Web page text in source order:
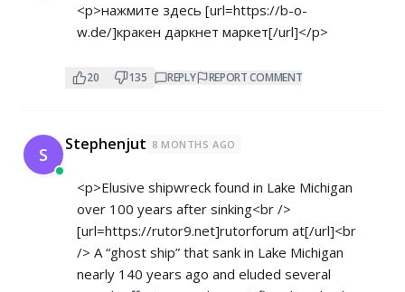
<p>нажмите здесь [url=https://b-o-
w.de/]кракен даркнет маркет[/url]</p>
20 135 REPLY REPORT COMMENT
S Stephenjut 8 MONTHS AGO
<p>Elusive shipwreck found in Lake Michigan
over 100 years after sinking<br />
[url=https://rutor9.net]rutorforum at[/url]<br
/> A “ghost ship” that sank in Lake Michigan
nearly 140 years ago and eluded several